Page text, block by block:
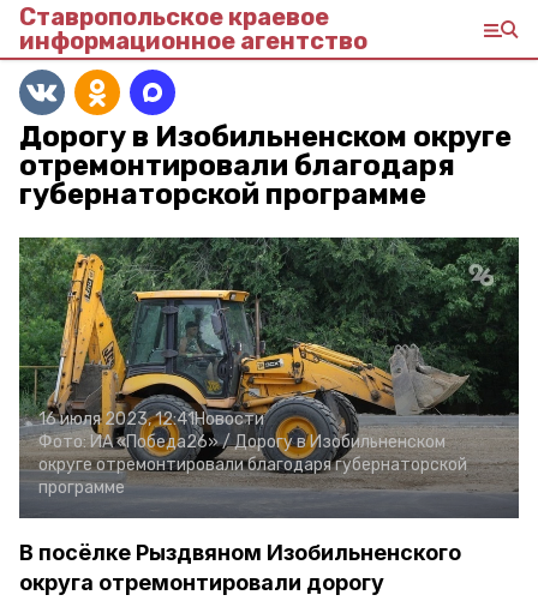
Ставропольское краевое
информационное агентство
Дорогу в Изобильненском округе
отремонтировали благодаря
губернаторской программе
16 июля 2023, 12:41Новости
Фото:ИА «Победа26» /Дорогу в Изобильненском
округе отремонтировали благодаря губернаторской
программе
В посёлке Рыздвяном Изобильненского
округа отремонтировали дорогу